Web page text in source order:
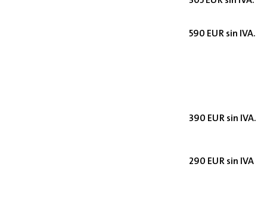
590 EUR sin IVA.
390 EUR sin IVA.
290 EUR sin IVA